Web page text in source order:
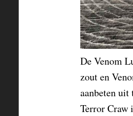
De Venom
zout en
aanbeten uit
Terror Craw